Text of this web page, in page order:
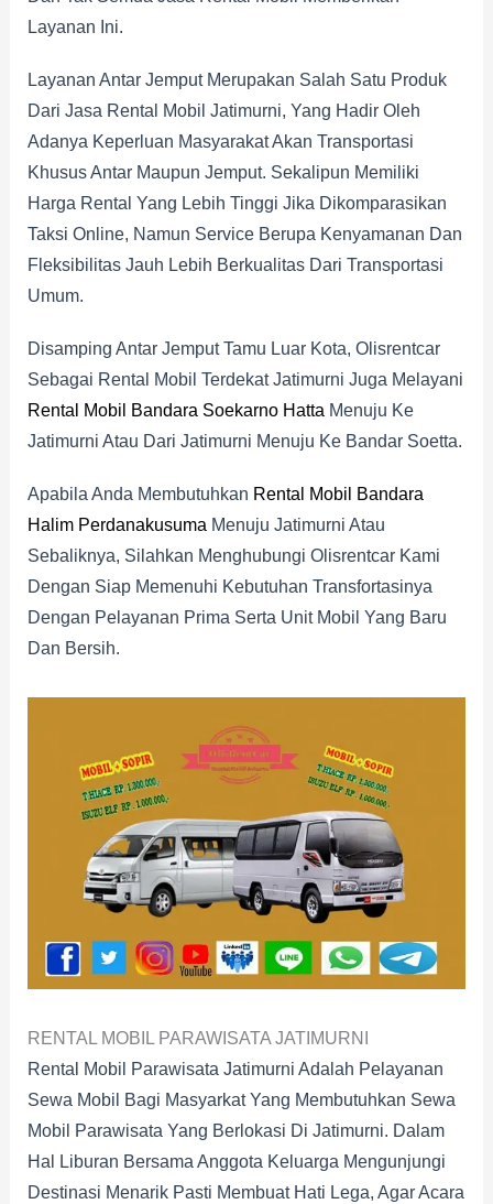
Layanan Ini.
Layanan Antar Jemput Merupakan Salah Satu Produk
Dari Jasa Rental Mobil Jatimurni, Yang Hadir Oleh
Adanya Keperluan Masyarakat Akan Transportasi
Khusus Antar Maupun Jemput. Sekalipun Memiliki
Harga Rental Yang Lebih Tinggi Jika Dikomparasikan
Taksi Online, Namun Service Berupa Kenyamanan Dan
Fleksibilitas Jauh Lebih Berkualitas Dari Transportasi
Umum.
Disamping Antar Jemput Tamu Luar Kota, Olisrentcar
Sebagai Rental Mobil Terdekat Jatimurni Juga Melayani
Rental Mobil Bandara Soekarno Hatta Menuju Ke
Jatimurni Atau Dari Jatimurni Menuju Ke Bandar Soetta.
Apabila Anda Membutuhkan Rental Mobil Bandara
Halim Perdanakusuma Menuju Jatimurni Atau
Sebaliknya, Silahkan Menghubungi Olisrentcar Kami
Dengan Siap Memenuhi Kebutuhan Transfortasinya
Dengan Pelayanan Prima Serta Unit Mobil Yang Baru
Dan Bersih.
RENTAL MOBIL PARAWISATA JATIMURNI
Rental Mobil Parawisata Jatimurni Adalah Pelayanan
Sewa Mobil Bagi Masyarkat Yang Membutuhkan Sewa
Mobil Parawisata Yang Berlokasi Di Jatimurni. Dalam
Hal Liburan Bersama Anggota Keluarga Mengunjungi
Destinasi Menarik Pasti Membuat Hati Lega, Agar Acara